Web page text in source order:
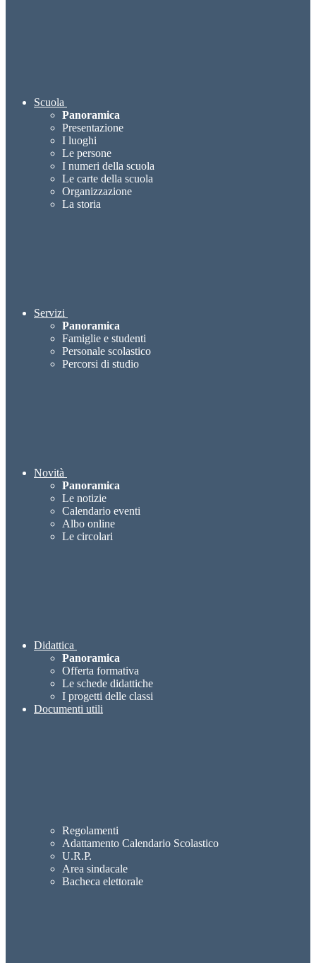
Scuola
Panoramica
Presentazione
I luoghi
Le persone
I numeri della scuola
Le carte della scuola
Organizzazione
La storia
Servizi
Panoramica
Famiglie e studenti
Personale scolastico
Percorsi di studio
Novità
Panoramica
Le notizie
Calendario eventi
Albo online
Le circolari
Didattica
Panoramica
Offerta formativa
Le schede didattiche
I progetti delle classi
Documenti utili
Regolamenti
Adattamento Calendario Scolastico
U.R.P.
Area sindacale
Bacheca elettorale